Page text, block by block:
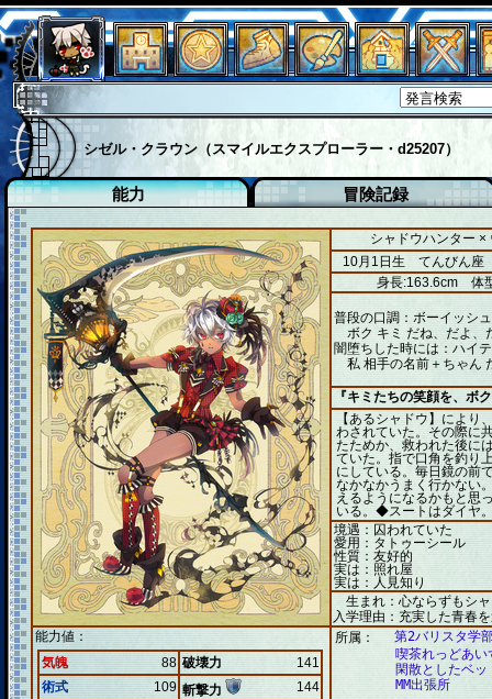
シゼル・クラウン（スマイルエクスプローラー・d25207）
能力 冒険記録
シャドウハンター ×
10月1日生 てんびん座
身長:163.6cm 体
普段の口調：ボーイッシュ
ボク キミ だね、だよ、
闇堕ちした時には：ハイ
私 相手の名前＋ちゃん
『キミたちの笑顔を、ボ
【あるシャドウ】により
わされていた。その際に
たためか、救われた後に
ていた。指で口角を釣り
にしている。毎日鏡の前
なかなかうまく行かない
えるようになるかもと思
いる。◆スートはダイヤ
境遇：囚われていた
愛用：タトゥーシール
性質：友好的
実は：照れ屋
実は：人見知り
生まれ：心ならずもシ
入学理由：充実した青春
能力値：
気魄
88 破壊力
141
術式
109 斬撃力
144
所属：
第2バリスタ学
喫茶れっどあい
閑散としたベッ
MM出張所